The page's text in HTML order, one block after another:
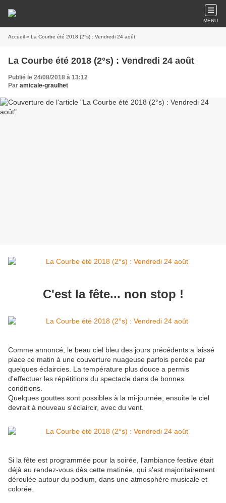
MENU
Accueil » La Courbe été 2018 (2°s) : Vendredi 24 août
La Courbe été 2018 (2°s) : Vendredi 24 août
Publié le 24/08/2018 à 13:12
Par amicale-graulhet
C'est la fête... non stop !
Comme annoncé, le beau ciel bleu des jours précédents a laissé
place ce matin à une couverture nuageuse parfois percée par
quelques éclaircies. La température plus douce a permis
d'effectuer les répétitions du spectacle dans de bonnes
conditions.
Quelques gouttes sont possibles à la mi-journée, ensuite le ciel
devrait à nouveau s'éclaircir, avec du vent.
Si la fête est programmée pour la soirée, l'ambiance festive était
déjà au rendez-vous dès cette matinée, qui s'est majoritairement
déroulée autour du podium, dans une atmosphère musicale et
colorée.